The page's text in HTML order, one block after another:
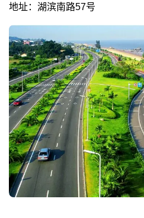
地址：湖滨南路57号